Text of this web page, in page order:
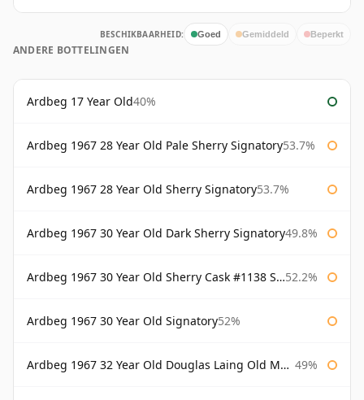
BESCHIKBAARHEID: Goed Gemiddeld Beperkt
ANDERE BOTTELINGEN
Ardbeg 17 Year Old40%
Ardbeg 1967 28 Year Old Pale Sherry Signatory53.7%
Ardbeg 1967 28 Year Old Sherry Signatory53.7%
Ardbeg 1967 30 Year Old Dark Sherry Signatory49.8%
Ardbeg 1967 30 Year Old Sherry Cask #1138 Signatory 52.2%
Ardbeg 1967 30 Year Old Signatory52%
Ardbeg 1967 32 Year Old Douglas Laing Old Malt Cask 49%